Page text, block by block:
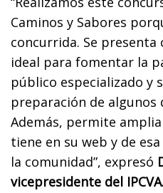
Caminos y Sabores
concurrida. Se
ideal para fomentar la
público especializado y
preparación de algunos
Además, permite
tiene en su web y de
la comunidad”, expresó
vicepresidente del